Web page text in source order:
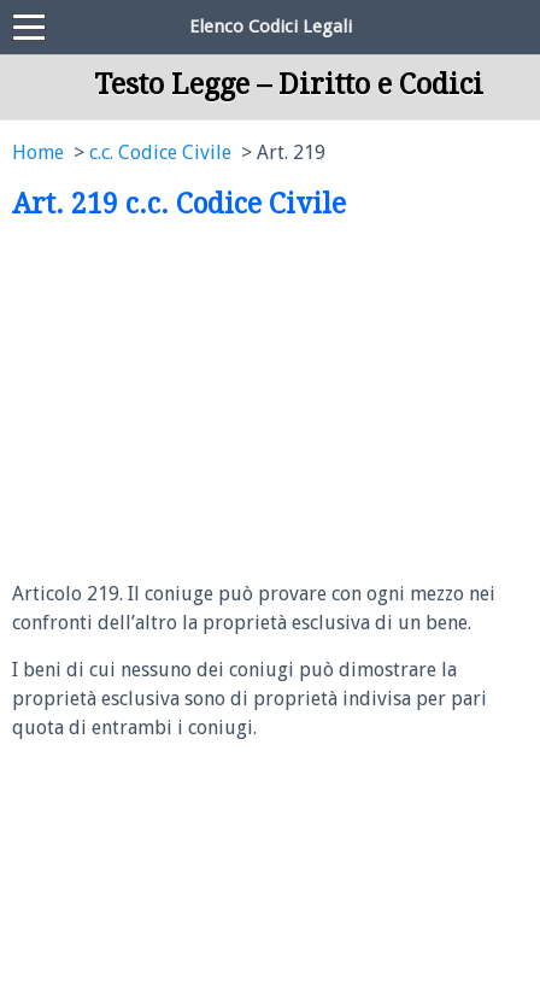
Elenco Codici Legali
Testo Legge – Diritto e Codici
Home c.c. Codice Civile Art. 219
Art. 219 c.c. Codice Civile
Articolo 219. Il coniuge può provare con ogni mezzo nei
confronti dell’altro la proprietà esclusiva di un bene.
I beni di cui nessuno dei coniugi può dimostrare la
proprietà esclusiva sono di proprietà indivisa per pari
quota di entrambi i coniugi.